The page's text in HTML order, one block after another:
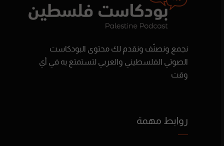
نجمع ونصنّف ونقدم لك محتوى البودكاست
الصوتي الفلسطيني والعربي لتستمتع به في أي
وقت
روابط مهمة